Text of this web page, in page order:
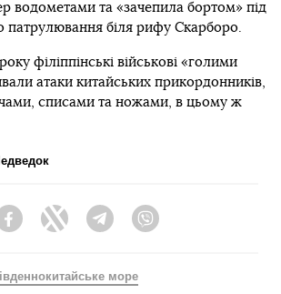
водометами та «зачепила бортом» під
патрулювання біля рифу Скарборо.
філіппінські військові «голими
атаки китайських прикордонників,
списами та ножами, в цьому ж
FacebookTwitter Telegram
море